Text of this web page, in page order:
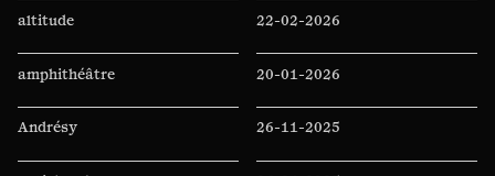
Afrique de l’Ouest. L’apicultrice ouvre pour
énormes larves comestibles, matières
essaim vieillissant qui met tous ses efforts à
altitude
amphithéâtre
Andrésy
22-02-2026
20-01-2026
26-11-2025